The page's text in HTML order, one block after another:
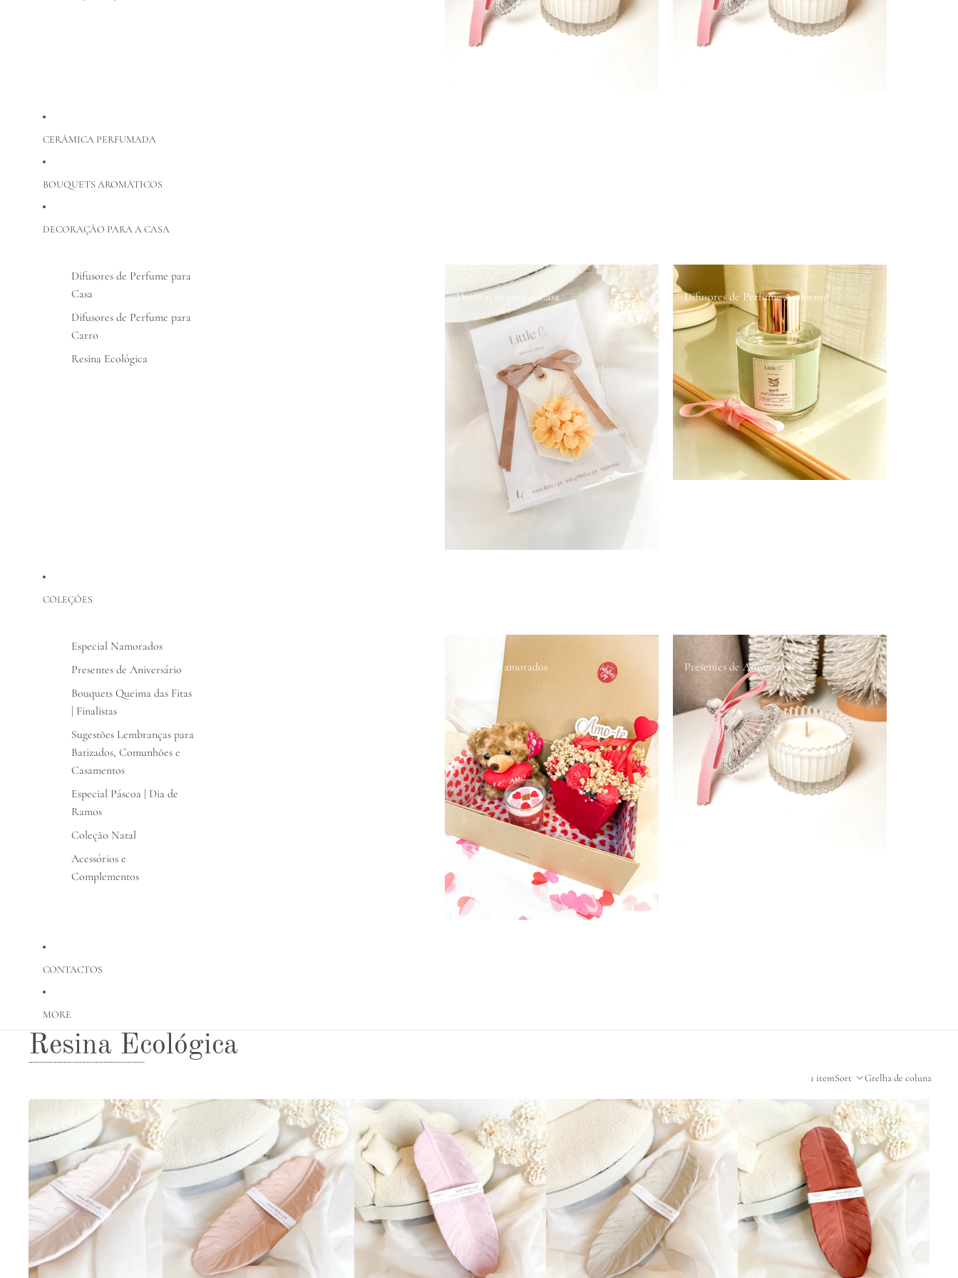
CERÂMICA PERFUMADA
BOUQUETS AROMÁTICOS
DECORAÇÃO PARA A CASA
Difusores de Perfume para
Casa
Difusores de Perfume para
Carro
Resina Ecológica
Decoração para a Casa Difusores de Perfume Ambiente
COLEÇÕES
Especial Namorados
Presentes de Aniversário
Bouquets Queima das Fitas
| Finalistas
Sugestões Lembranças para
Batizados, Comunhões e
Casamentos
Especial Páscoa | Dia de
Ramos
Coleção Natal
Acessórios e
Complementos
Especial Namorados Presentes de Aniversário
CONTACTOS
MORE
Resina Ecológica
Saltar para lista de resultados
1 itemSort Grelha de coluna